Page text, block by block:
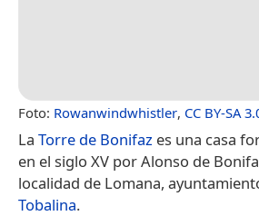
Foto: Rowanwindwhistler, CC BY-SA
La Torre de Bonifaz es una casa
en el siglo XV por Alonso de
localidad de Lomana,
Tobalina.